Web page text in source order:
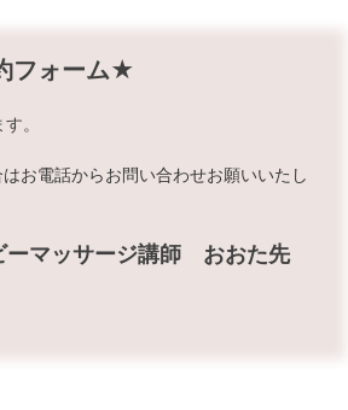
フォーム★
。
お電話からお問い合わせお願いいたし
ッサージ講師 おおた先